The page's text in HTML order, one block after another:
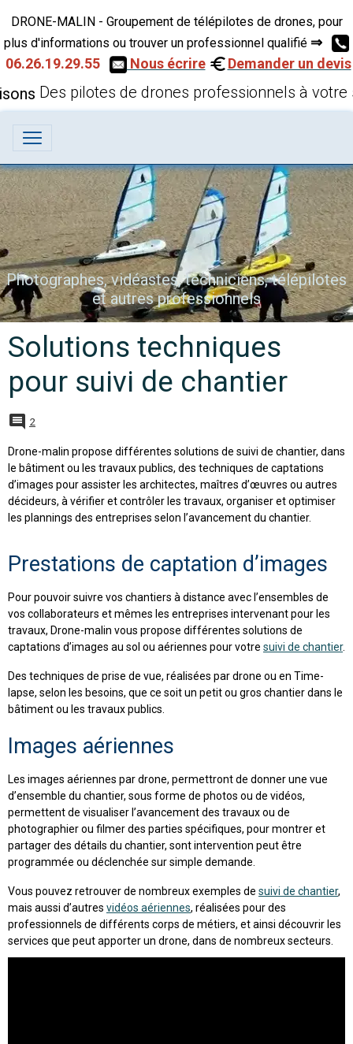
DRONE-MALIN - Groupement de télépilotes de drones, pour
plus d'informations ou trouver un professionnel qualifié ⇒
06.26.19.29.55
Nous écrire Demander un devis
Des pilotes de drones professionnels à votre
Photographes, vidéastes, techniciens, télépilotes
et autres professionnels
Solutions techniques
pour suivi de chantier
2
Drone-malin propose différentes solutions de suivi de chantier, dans
le bâtiment ou les travaux publics, des techniques de captations
d’images pour assister les architectes, maîtres d’œuvres ou autres
décideurs, à vérifier et contrôler les travaux, organiser et optimiser
les plannings des entreprises selon l’avancement du chantier.
Prestations de captation d’images
Pour pouvoir suivre vos chantiers à distance avec l’ensembles de
vos collaborateurs et mêmes les entreprises intervenant pour les
travaux, Drone-malin vous propose différentes solutions de
captations d’images au sol ou aériennes pour votre suivi de chantier.
Des techniques de prise de vue, réalisées par drone ou en Time-
lapse, selon les besoins, que ce soit un petit ou gros chantier dans le
bâtiment ou les travaux publics.
Images aériennes
Les images aériennes par drone, permettront de donner une vue
d’ensemble du chantier, sous forme de photos ou de vidéos,
permettent de visualiser l’avancement des travaux ou de
photographier ou filmer des parties spécifiques, pour montrer et
partager des détails du chantier, sont intervention peut être
programmée ou déclenchée sur simple demande.
Vous pouvez retrouver de nombreux exemples de suivi de chantier,
mais aussi d’autres vidéos aériennes, réalisées pour des
professionnels de différents corps de métiers, et ainsi découvrir les
services que peut apporter un drone, dans de nombreux secteurs.